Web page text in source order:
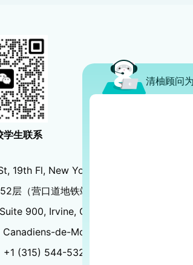
学生联系
19th Fl, New York, NY 10018
层（营口道地铁站C2口出）
900, Irvine, CA 92612
de-Montréal, Montréal, QC
‭+1 (315) 544-5327（美国）
清柚顾问